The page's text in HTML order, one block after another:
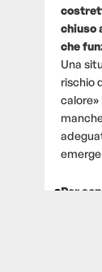
chiuso
che
Una
rischio
calore»
Per